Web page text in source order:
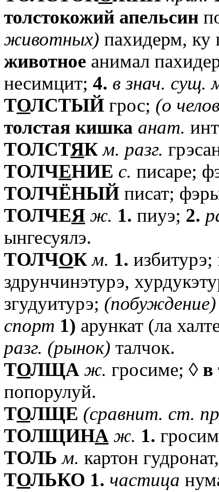
толстокожий апельсин
животных) пахидерм, ку
животное анимал
несимцит; 4. в знач. сущ.
TОЛСТЫЙ грос; (о
толстая кишка анат.
TОЛСТЯК м. разг.
TОЛЧЕНИЕ с. писаре;
TОЛЧЁНЫЙ писат;
TОЛЧЕЯ ж. 1. пиуэ; 2.
ынгесуялэ.
TОЛЧОК м. 1.
здрунчинэтурэ,
згудуитурэ; (побуждение)
спорт 1) арункат (ла
разг. (рынок) талчок.
TОЛЩА ж. гросиме; ◊ в
попорулуй.
TОЛЩЕ (сравнит. ст.
TОЛЩИНА ж. 1.
TОЛЬ м. картон
TОЛЬКО 1. частица